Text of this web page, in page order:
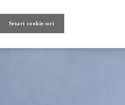
Setari cookie-uri